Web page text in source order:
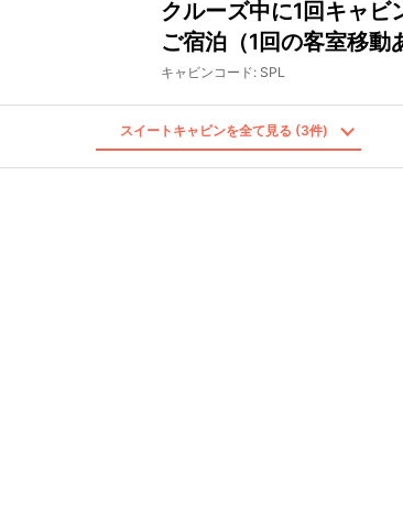
クルーズ中に1回キャビ
ご宿泊（1回の客室移動
キャビンコード: SPL
スイートキャビンを全て見る (3件)